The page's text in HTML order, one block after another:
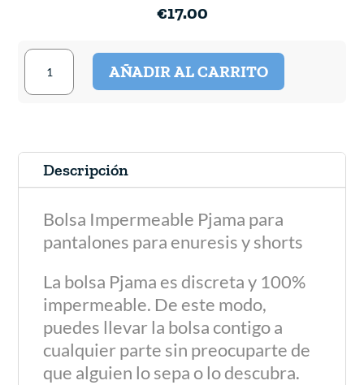
€17.00
Bolsa
Impermeable
Pjama
AÑADIR AL CARRITO
Descripción
Bolsa Impermeable Pjama para
pantalones para enuresis y shorts
La bolsa Pjama es discreta y 100%
impermeable. De este modo,
puedes llevar la bolsa contigo a
cualquier parte sin preocuparte de
que alguien lo sepa o lo descubra.